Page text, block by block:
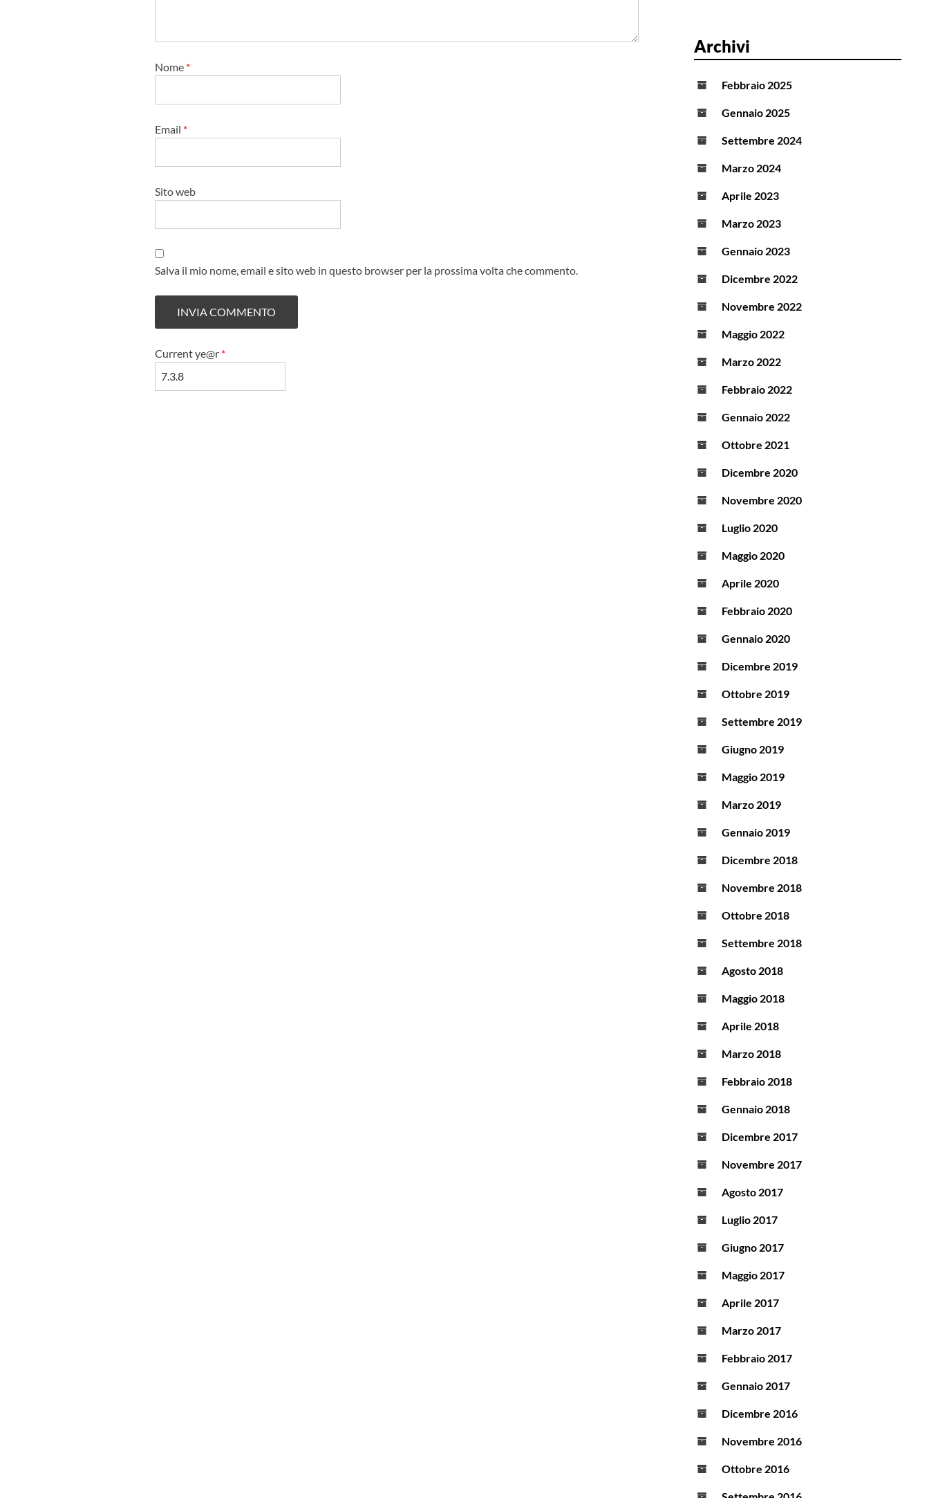
l
Nome *
Email *
Sito web
Salva il mio nome, email e sito web in questo browser per la prossima volta che commento.
Current ye@r *
Archivi
Febbraio 2025
Gennaio 2025
Settembre 2024
Marzo 2024
Aprile 2023
Marzo 2023
Gennaio 2023
Dicembre 2022
Novembre 2022
Maggio 2022
Marzo 2022
Febbraio 2022
Gennaio 2022
Ottobre 2021
Dicembre 2020
Novembre 2020
Luglio 2020
Maggio 2020
Aprile 2020
Febbraio 2020
Gennaio 2020
Dicembre 2019
Ottobre 2019
Settembre 2019
Giugno 2019
Maggio 2019
Marzo 2019
Gennaio 2019
Dicembre 2018
Novembre 2018
Ottobre 2018
Settembre 2018
Agosto 2018
Maggio 2018
Aprile 2018
Marzo 2018
Febbraio 2018
Gennaio 2018
Dicembre 2017
Novembre 2017
Agosto 2017
Luglio 2017
Giugno 2017
Maggio 2017
Aprile 2017
Marzo 2017
Febbraio 2017
Gennaio 2017
Dicembre 2016
Novembre 2016
Ottobre 2016